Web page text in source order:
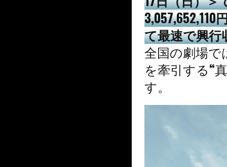
て最速で興行
全国の劇場で
を牽引する“
す。